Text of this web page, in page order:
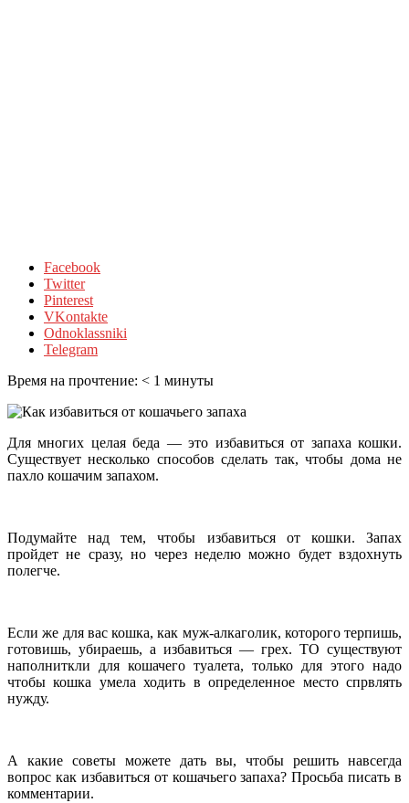
Facebook
Twitter
Pinterest
VKontakte
Odnoklassniki
Telegram
Время на прочтение: < 1 минуты
Для многих целая беда — это избавиться от запаха кошки.
Существует несколько способов сделать так, чтобы дома не
пахло кошачим запахом.
Подумайте над тем, чтобы избавиться от кошки. Запах
пройдет не сразу, но через неделю можно будет вздохнуть
полегче.
Если же для вас кошка, как муж-алкаголик, которого терпишь,
готовишь, убираешь, а избавиться — грех. ТО существуют
наполниткли для кошачего туалета, только для этого надо
чтобы кошка умела ходить в определенное место спрвлять
нужду.
А какие советы можете дать вы, чтобы решить навсегда
вопрос как избавиться от кошачьего запаха? Просьба писать в
комментарии.